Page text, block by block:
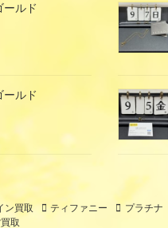
ールド
ールド
ン買取 ティファニー プラチナ
取